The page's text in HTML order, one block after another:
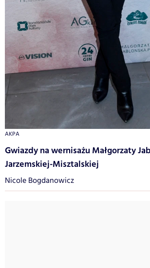
AKPA
Gwiazdy na wernisażu Małgorzaty
Jarzemskiej-Misztalskiej
Nicole Bogdanowicz